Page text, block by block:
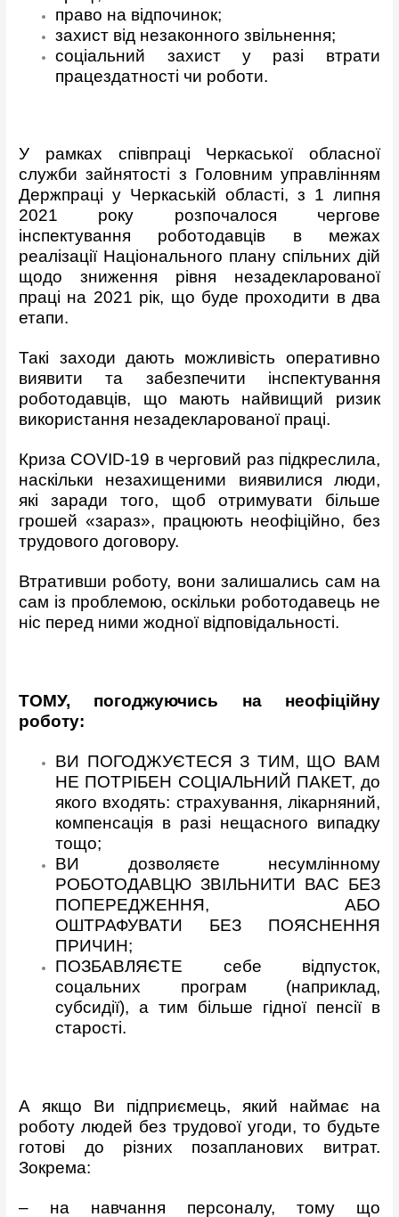
право на відпочинок;
захист від незаконного звільнення;
соціальний захист у разі втрати
працездатності чи роботи.
У рамках співпраці Черкаської обласної
служби зайнятості з Головним управлінням
Держпраці у Черкаській області, з 1 липня
2021 року розпочалося чергове
інспектування роботодавців в межах
реалізації Національного плану спільних дій
щодо зниження рівня незадекларованої
праці на 2021 рік, що буде проходити в два
етапи.
Такі заходи дають можливість оперативно
виявити та забезпечити інспектування
роботодавців, що мають найвищий ризик
використання незадекларованої праці.
Криза COVID-19 в черговий раз підкреслила,
наскільки незахищеними виявилися люди,
які заради того, щоб отримувати більше
грошей «зараз», працюють неофіційно, без
трудового договору.
Втративши роботу, вони залишались сам на
сам із проблемою, оскільки роботодавець не
ніс перед ними жодної відповідальності.
ТОМУ, погоджуючись на неофіційну
роботу:
ВИ ПОГОДЖУЄТЕСЯ З ТИМ, ЩО ВАМ
НЕ ПОТРІБЕН СОЦІАЛЬНИЙ ПАКЕТ, до
якого входять: страхування, лікарняний,
компенсація в разі нещасного випадку
тощо;
ВИ дозволяєте несумлінному
РОБОТОДАВЦЮ ЗВІЛЬНИТИ ВАС БЕЗ
ПОПЕРЕДЖЕННЯ, АБО
ОШТРАФУВАТИ БЕЗ ПОЯСНЕННЯ
ПРИЧИН;
ПОЗБАВЛЯЄТЕ себе відпусток,
соцальних програм (наприклад,
субсидії), а тим більше гідної пенсії в
старості.
А якщо Ви підприємець, який наймає на
роботу людей без трудової угоди, то будьте
готові до різних позапланових витрат.
Зокрема:
– на навчання персоналу, тому що